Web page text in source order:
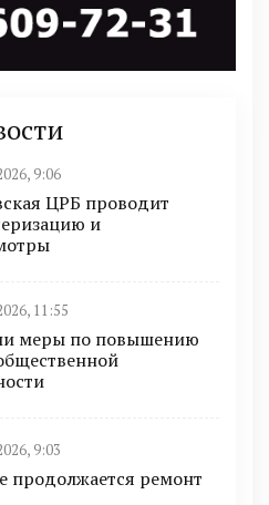
9:06
ЦРБ проводит
и
11:55
меры по повышению
9:03
продолжается ремонт